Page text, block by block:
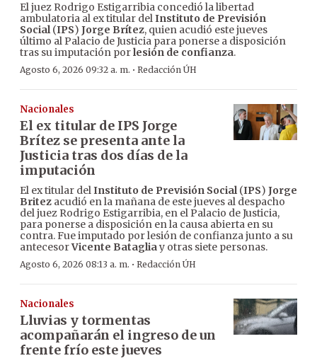
El juez Rodrigo Estigarribia concedió la libertad
ambulatoria al ex titular delInstituto de Previsión
Social(IPS) Jorge Brítez, quien acudió este jueves
último al Palacio de Justicia para ponerse a disposición
tras su imputación porlesión de confianza.
Agosto 6, 2026 09:32 a. m. · Redacción ÚH
Nacionales
El ex titular de IPS Jorge
Brítez se presenta ante la
Justicia tras dos días de la
imputación
El ex titular delInstituto de Previsión Social(IPS) Jorge
Britez acudió en la mañana de este jueves al despacho
del juez Rodrigo Estigarribia, en el Palacio de Justicia,
para ponerse a disposición en la causa abierta en su
contra. Fue imputado por lesión de confianza junto a su
antecesorVicente Batagliay otras siete personas.
Agosto 6, 2026 08:13 a. m. · Redacción ÚH
Nacionales
Lluvias y tormentas
acompañarán el ingreso de un
frente frío este jueves